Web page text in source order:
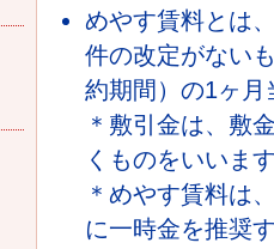
めやす賃料とは
件の改定がない
約期間）の1ヶ
＊敷引金は、敷
くものをいいま
＊めやす賃料は
に一時金を推奨